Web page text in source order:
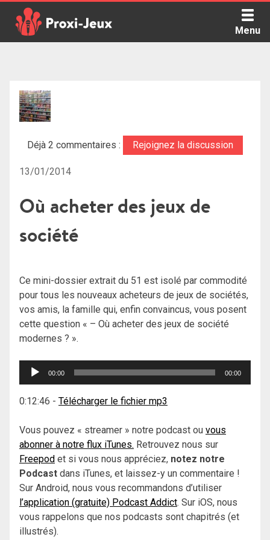
content
Menu
Déjà 2 commentaires : Rejoignez la discussion
13/01/2014
Où acheter des jeux de
société
Ce mini-dossier extrait du 51 est isolé par commodité
pour tous les nouveaux acheteurs de jeux de sociétés,
vos amis, la famille qui, enfin convaincus, vous posent
cette question « – Où acheter des jeux de société
modernes ? ».
Lecteur
00:00 00:00
0:12:46 - Télécharger le fichier mp3
Vous pouvez « streamer » notre podcast ou vous
abonner à notre flux iTunes. Retrouvez nous sur
Freepod et si vous nous appréciez, notez notre
Podcast dans iTunes, et laissez-y un commentaire !
Sur Android, nous vous recommandons d’utiliser
l’application (gratuite) Podcast Addict. Sur iOS, nous
vous rappelons que nos podcasts sont chapitrés (et
illustrés).